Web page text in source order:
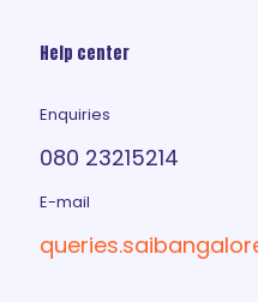
Help center
Enquiries
080 23215214
E-mail